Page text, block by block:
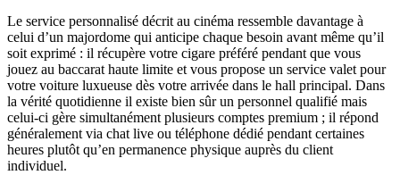
Le service personnalisé décrit au cinéma ressemble davantage à
celui d’un majordome qui anticipe chaque besoin avant même qu’il
soit exprimé : il récupère votre cigare préféré pendant que vous
jouez au baccarat haute limite et vous propose un service valet pour
votre voiture luxueuse dès votre arrivée dans le hall principal. Dans
la vérité quotidienne il existe bien sûr un personnel qualifié mais
celui‑ci gère simultanément plusieurs comptes premium ; il répond
généralement via chat live ou téléphone dédié pendant certaines
heures plutôt qu’en permanence physique auprès du client
individuel.